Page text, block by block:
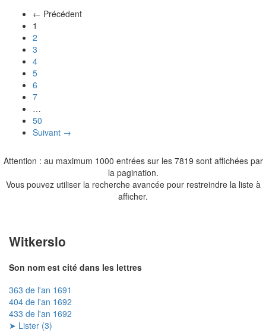
← Précédent
1
2
3
4
5
6
7
…
50
Suivant →
Attention : au maximum 1000 entrées sur les 7819 sont affichées par
la pagination.
Vous pouvez utiliser la recherche avancée pour restreindre la liste à
afficher.
Witkerslo
Son nom est cité dans les lettres
363 de l'an 1691
404 de l'an 1692
433 de l'an 1692
➤ Lister (3)